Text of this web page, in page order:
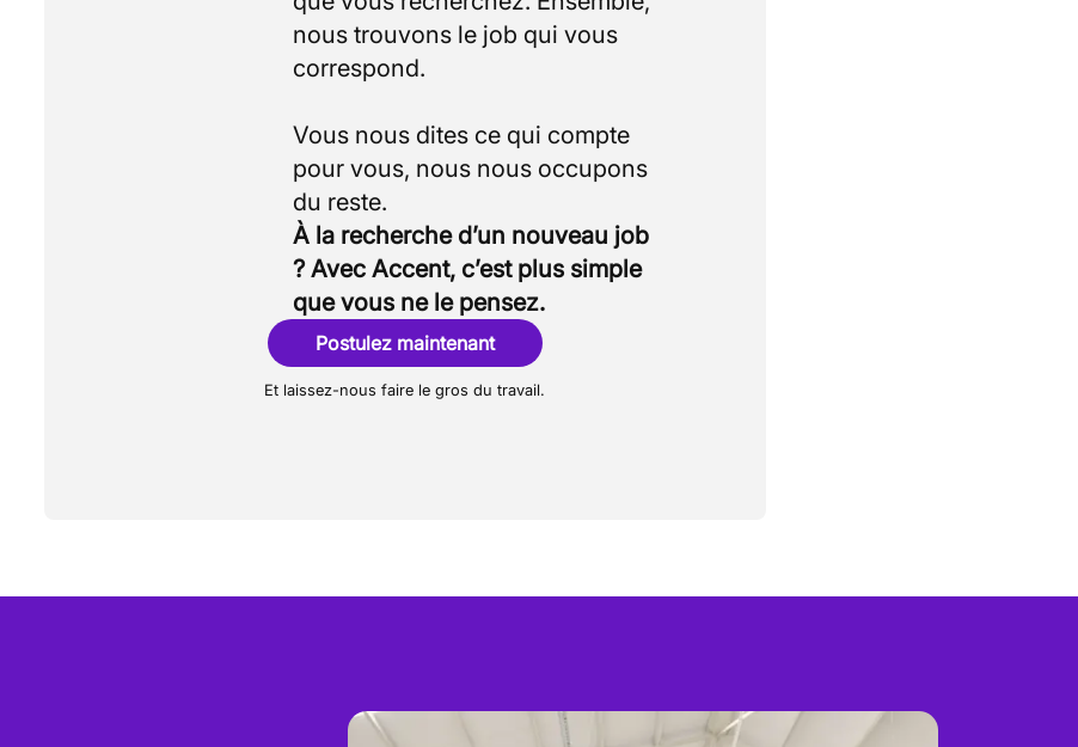
nous trouvons le job qui vous
correspond.
Vous nous dites ce qui compte
pour vous, nous nous occupons
À la recherche d’un nouveau job
? Avec Accent, c’est plus simple
que vous ne le pensez.
Postulez maintenant
Et laissez-nous faire le gros du travail.